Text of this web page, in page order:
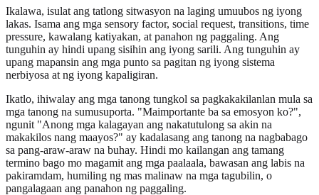
Ikalawa, isulat ang tatlong sitwasyon na laging umuubos ng iyong
lakas. Isama ang mga sensory factor, social request, transitions, time
pressure, kawalang katiyakan, at panahon ng paggaling. Ang
tunguhin ay hindi upang sisihin ang iyong sarili. Ang tunguhin ay
upang mapansin ang mga punto sa pagitan ng iyong sistema
nerbiyosa at ng iyong kapaligiran.
Ikatlo, ihiwalay ang mga tanong tungkol sa pagkakakilanlan mula sa
mga tanong na sumusuporta. "Maimportante ba sa emosyon ko?",
ngunit "Anong mga kalagayan ang nakatutulong sa akin na
makakilos nang maayos?" ay kadalasang ang tanong na nagbabago
sa pang-araw-araw na buhay. Hindi mo kailangan ang tamang
termino bago mo magamit ang mga paalaala, bawasan ang labis na
pakiramdam, humiling ng mas malinaw na mga tagubilin, o
pangalagaan ang panahon ng paggaling.